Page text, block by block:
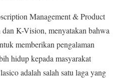
Management & Product
K-Vision, menyatakan bahwa
memberikan pengalaman
hidup kepada masyarakat
adalah salah satu laga yang